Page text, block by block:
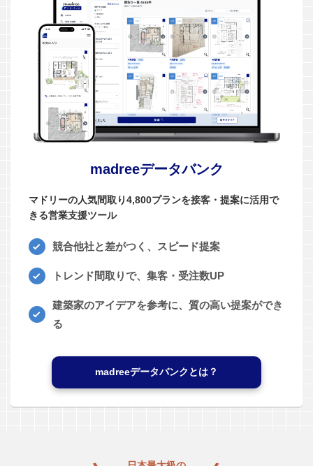
madreeデータバンク
マドリーの人気間取り4,800プランを接客・提案に活用で
きる営業支援ツール
競合他社と差がつく、スピード提案
トレンド間取りで、集客・受注数UP
建築家のアイデアを参考に、質の高い提案ができ
る
madreeデータバンクとは？